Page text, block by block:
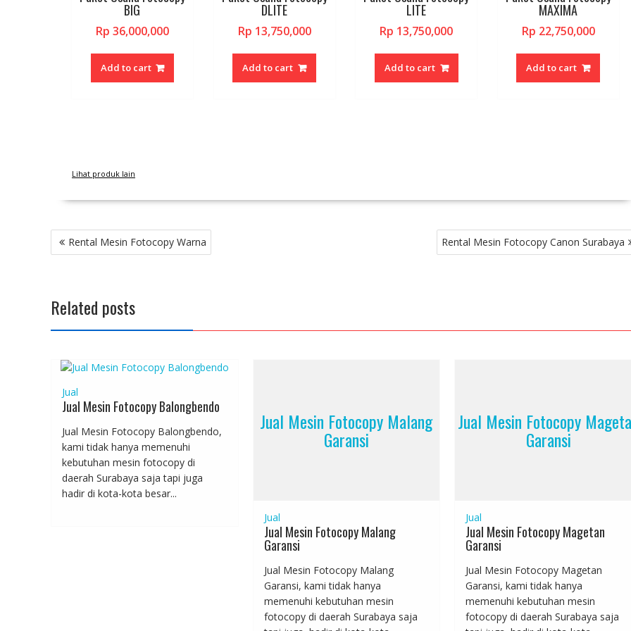
BIG
Rp 36,000,000
Add to cart
DLITE
Rp 13,750,000
Add to cart
LITE
Rp 13,750,000
Add to cart
MAXIMA
Rp 22,750,000
Add to cart
Lihat produk lain
Post
navigation
Rental Mesin Fotocopy Warna Rental Mesin Fotocopy Canon Surabaya
Related posts
Jual
Jual Mesin Fotocopy Balongbendo
Jual Mesin Fotocopy Balongbendo,
kami tidak hanya memenuhi
kebutuhan mesin fotocopy di
daerah Surabaya saja tapi juga
hadir di kota-kota besar...
Jual Mesin Fotocopy Malang
Garansi
Jual
Jual Mesin Fotocopy Malang
Garansi
Jual Mesin Fotocopy Malang
Garansi, kami tidak hanya
memenuhi kebutuhan mesin
fotocopy di daerah Surabaya saja
Jual Mesin Fotocopy
Garansi
Jual
Jual Mesin Fotocopy Magetan
Garansi
Jual Mesin Fotocopy Magetan
Garansi, kami tidak hanya
memenuhi kebutuhan mesin
fotocopy di daerah Surabaya saja